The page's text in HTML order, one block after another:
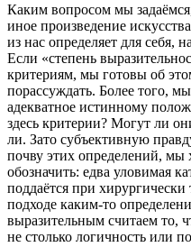
Каким вопросом мы
иное произведение
из нас определяет для себя,
Если «степень
критериям, мы готовы об
порассуждать. Более того,
адекватное истинному
здесь критерии? Могут ли
ли. Зато субъективную
почву этих определений, мы
обозначить: едва уловимая
поддаётся при
подходе каким-то
выразительным считаем то,
не столько логичность или